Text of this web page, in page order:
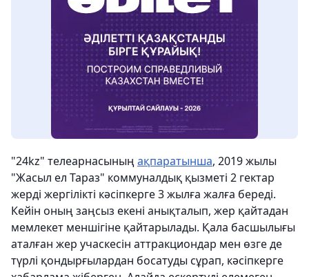
"24kz" телеарнасының ақпаратынша, 2019 жылы
"Жасыл ел Тараз" коммуналдық қызметі 2 гектар
жерді жергілікті кәсіпкерге 3 жылға жалға береді.
Кейін оның заңсыз екені анықталып, жер қайтадан
мемлекет меншігіне қайтарылады. Қала басшылығы
аталған жер учаскесін аттракциондар мен өзге де
түрлі қондырғылардан босатуды сұрап, кәсіпкерге